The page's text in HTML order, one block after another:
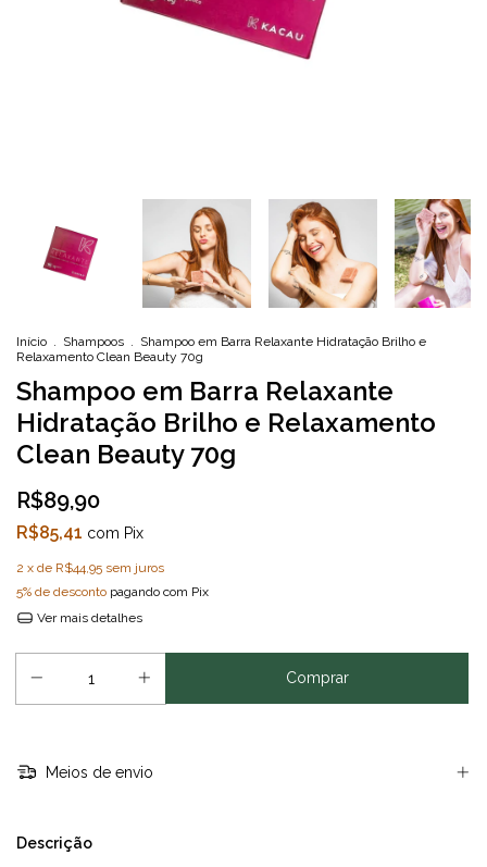
Início . Shampoos . Shampoo em Barra Relaxante Hidratação Brilho e
Relaxamento Clean Beauty 70g
Shampoo em Barra Relaxante
Hidratação Brilho e Relaxamento
Clean Beauty 70g
R$89,90
R$85,41 com Pix
2 x de R$44,95 sem juros
5% de desconto pagando com Pix
Ver mais detalhes
Meios de envio
Descrição